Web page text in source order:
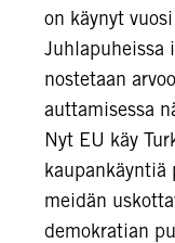
on käynyt
Juhlapuheissa
nostetaan
auttamisessa
Nyt EU käy
kaupankäyntiä
meidän
demokratian